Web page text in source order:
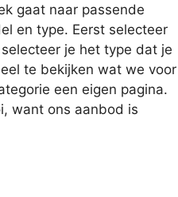
gaat naar passende
en type. Eerst selecteer
je het type dat je
te bekijken wat we voor
een eigen pagina.
want ons aanbod is